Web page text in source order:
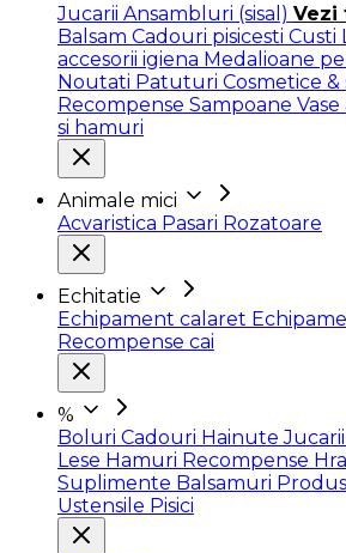
Jucarii Ansambluri (sisal) Vezi
Balsam Cadouri pisicesti Custi
accesorii igiena Medalioane
Noutati Patuturi Cosmetice &
Recompense Sampoane
si hamuri
Animale mici
Acvaristica Pasari Rozatoare
Echitatie
Echipament calaret
Recompense cai
%
Boluri Cadouri HainuteJucarii
Lese Hamuri Recompense
Suplimente Balsamuri
Ustensile Pisici